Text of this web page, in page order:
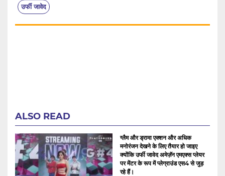
उर्फी जावेद
ALSO READ
ग्लैम और ड्रामा एक्शन और अधिक
मनोरंजन देखने के लिए तैयार हो जाइए
क्योंकि उर्फी जावेद अमेज़ॅन एमएक्स प्लेयर
पर मेंटर के रूप में प्लेग्राउंड एस4 से जुड़
रहे हैं।